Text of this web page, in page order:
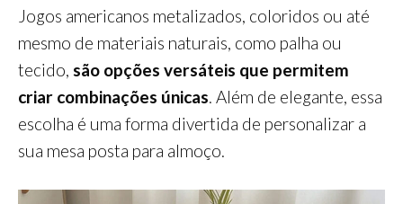
Jogos americanos metalizados, coloridos ou até
mesmo de materiais naturais, como palha ou
tecido, são opções versáteis que permitem
criar combinações únicas. Além de elegante, essa
escolha é uma forma divertida de personalizar a
sua mesa posta para almoço.